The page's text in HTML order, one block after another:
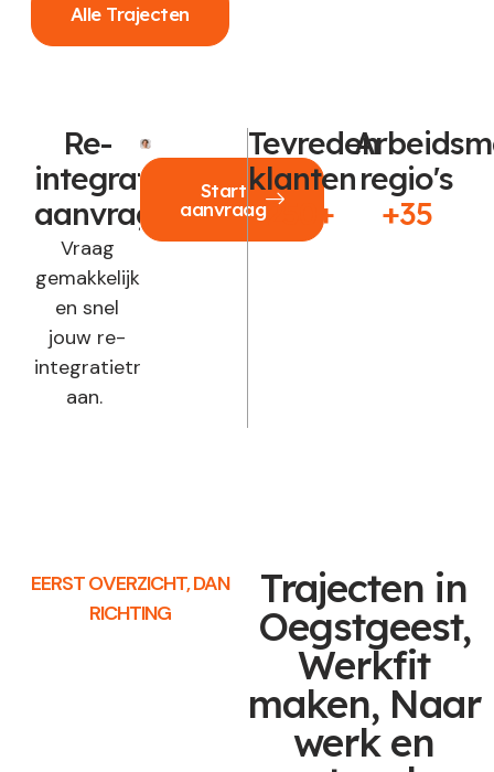
Alle Trajecten
Re-
integratie
aanvragen?
Vraag
gemakkelijk
en snel
jouw re-
integratietraject
aan.
Start
aanvraag
Tevreden
klanten
250+
regio's
+35
EERST OVERZICHT, DAN
RICHTING
Trajecten in
Oegstgeest,
Werkfit
maken, Naar
werk en